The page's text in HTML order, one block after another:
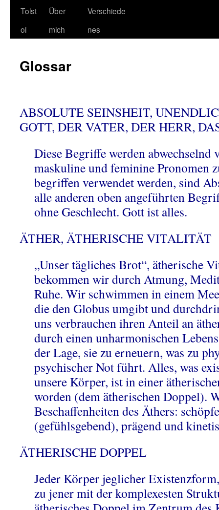
Tolst
oi
Über
mich
Verschiede
nes
Glossar
ABSOLUTE SEINSHEIT,
GOTT, DER VATER, DER HERR,
Diese Begriffe werden abwechselnd
maskuline und feminine Pronomen
begriffen verwendet werden, sind
alle anderen oben angeführten
ohne Geschlecht. Gott ist alles.
ÄTHER, ÄTHERISCHE VITALITÄT
„Unser tägliches Brot“, ätherische
bekommen wir durch Atmung,
Ruhe. Wir schwimmen in einem
die den Globus umgibt und
uns verbrauchen ihren Anteil an
durch einen unharmonischen
der Lage, sie zu erneuern, was zu
psychischer Not führt. Alles, was
unsere Körper, ist in einer
worden (dem ätherischen Doppel).
Beschaffenheiten des Äthers:
(gefühlsgebend), prägend und
ÄTHERISCHE DOPPEL
Jeder Körper jeglicher
zu jener mit der komplexesten